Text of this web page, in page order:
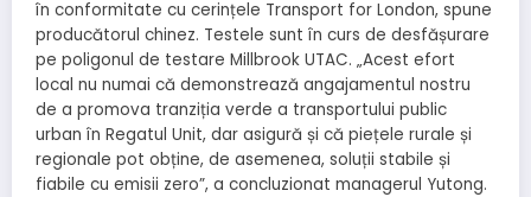
în conformitate cu cerințele Transport for London, spune
producătorul chinez. Testele sunt în curs de desfășurare
pe poligonul de testare Millbrook UTAC. „Acest efort
local nu numai că demonstrează angajamentul nostru
de a promova tranziția verde a transportului public
urban în Regatul Unit, dar asigură și că piețele rurale și
regionale pot obține, de asemenea, soluții stabile și
fiabile cu emisii zero”, a concluzionat managerul Yutong.